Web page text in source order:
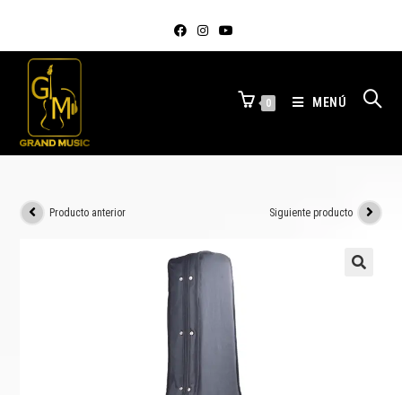
0 MENÚ
Producto anterior Siguiente producto